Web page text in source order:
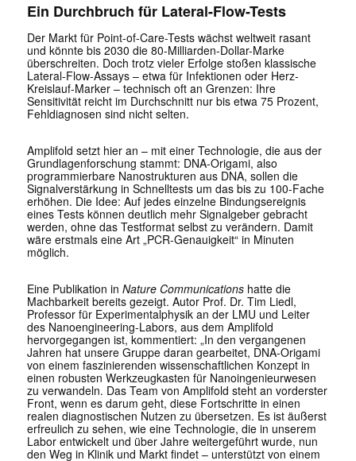
Ein Durchbruch für Lateral-Flow-Tests
Der Markt für Point-of-Care-Tests wächst weltweit rasant
und könnte bis 2030 die 80-Milliarden-Dollar-Marke
überschreiten. Doch trotz vieler Erfolge stoßen klassische
Lateral-Flow-Assays – etwa für Infektionen oder Herz-
Kreislauf-Marker – technisch oft an Grenzen: Ihre
Sensitivität reicht im Durchschnitt nur bis etwa 75 Prozent,
Fehldiagnosen sind nicht selten.
Amplifold setzt hier an – mit einer Technologie, die aus der
Grundlagenforschung stammt: DNA-Origami, also
programmierbare Nanostrukturen aus DNA, sollen die
Signalverstärkung in Schnelltests um das bis zu 100-Fache
erhöhen. Die Idee: Auf jedes einzelne Bindungsereignis
eines Tests können deutlich mehr Signalgeber gebracht
werden, ohne das Testformat selbst zu verändern. Damit
wäre erstmals eine Art „PCR-Genauigkeit“ in Minuten
möglich.
Eine Publikation in Nature Communicationshatte die
Machbarkeit bereits gezeigt. Autor Prof. Dr. Tim Liedl,
Professor für Experimentalphysik an der LMU und Leiter
des Nanoengineering-Labors, aus dem Amplifold
hervorgegangen ist, kommentiert: „In den vergangenen
Jahren hat unsere Gruppe daran gearbeitet, DNA-Origami
von einem faszinierenden wissenschaftlichen Konzept in
einen robusten Werkzeugkasten für Nanoingenieurwesen
zu verwandeln. Das Team von Amplifold steht an vorderster
Front, wenn es darum geht, diese Fortschritte in einen
realen diagnostischen Nutzen zu übersetzen. Es ist äußerst
erfreulich zu sehen, wie eine Technologie, die in unserem
Labor entwickelt und über Jahre weitergeführt wurde, nun
den Weg in Klinik und Markt findet – unterstützt von einem